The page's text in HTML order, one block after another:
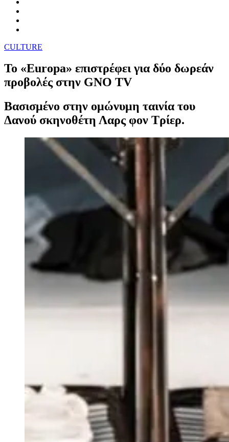
CULTURE
Το «Europa» επιστρέφει για δύο δωρεάν
προβολές στην GNO TV
Bασισμένo στην ομώνυμη ταινία του
Δανού σκηνοθέτη Λαρς φον Τρίερ.